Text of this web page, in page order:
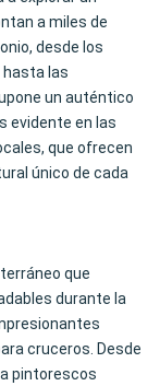
a miles de
desde los
las
un auténtico
evidente en las
que ofrecen
único de cada
que
durante la
cruceros. Desde
pintorescos